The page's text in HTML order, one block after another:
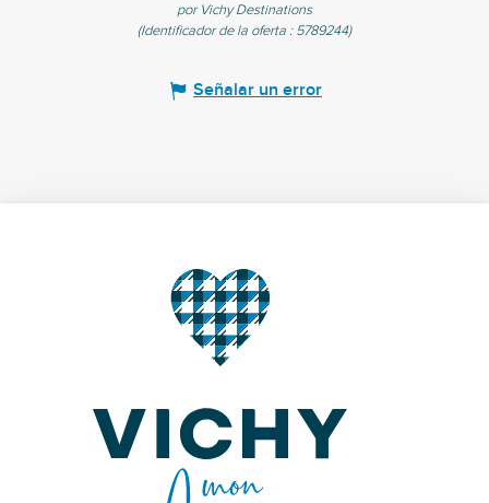
por Vichy Destinations
(Identificador de la oferta : 5789244)
Señalar un error